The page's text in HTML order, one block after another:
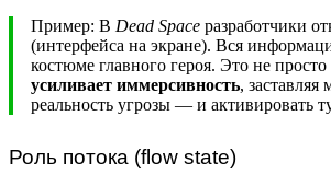
Пример: В Dead Space разработчики
(интерфейса на экране). Вся
костюме главного героя. Это не просто
усиливает иммерсивность, заставляя
реальность угрозы — и активировать
Роль потока (flow state)